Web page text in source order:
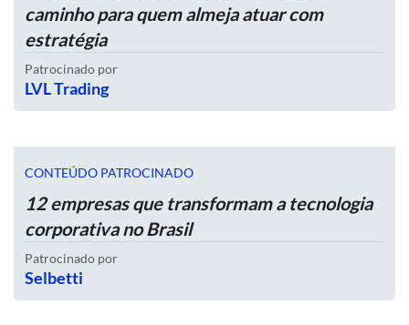
caminho para quem almeja atuar com
estratégia
Patrocinado por
LVL Trading
CONTEÚDO PATROCINADO
12 empresas que transformam a tecnologia
corporativa no Brasil
Patrocinado por
Selbetti